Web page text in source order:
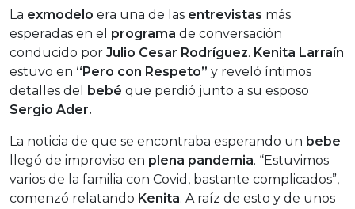
La exmodelo era una de las entrevistas más
esperadas en el programa de conversación
conducido por Julio Cesar Rodríguez. Kenita Larraín
estuvo en “Pero con Respeto” y reveló íntimos
detalles del
bebé que perdió junto a su esposo
Sergio Ader.
La noticia de que se encontraba esperando un bebe
llegó de improviso en plena pandemia. “Estuvimos
varios de la familia con Covid, bastante complicados”,
comenzó relatando Kenita. A raíz de esto y de unos